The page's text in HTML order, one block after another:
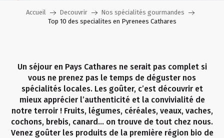
Accueil Decouvrir
Nos spécialités gourmandes
Top 10 des specialites en Pyrenees Cathares
Un séjour en Pays Cathares ne serait pas complet si
vous ne prenez pas le temps de déguster nos
spécialités locales. Les goûter, c’est découvrir et
mieux apprécier l’authenticité et la convivialité de
notre terroir ! Fruits, légumes, céréales, veaux, vaches,
cochons, brebis, canard… on trouve de tout chez nous.
Venez goûter les produits de la première région bio de